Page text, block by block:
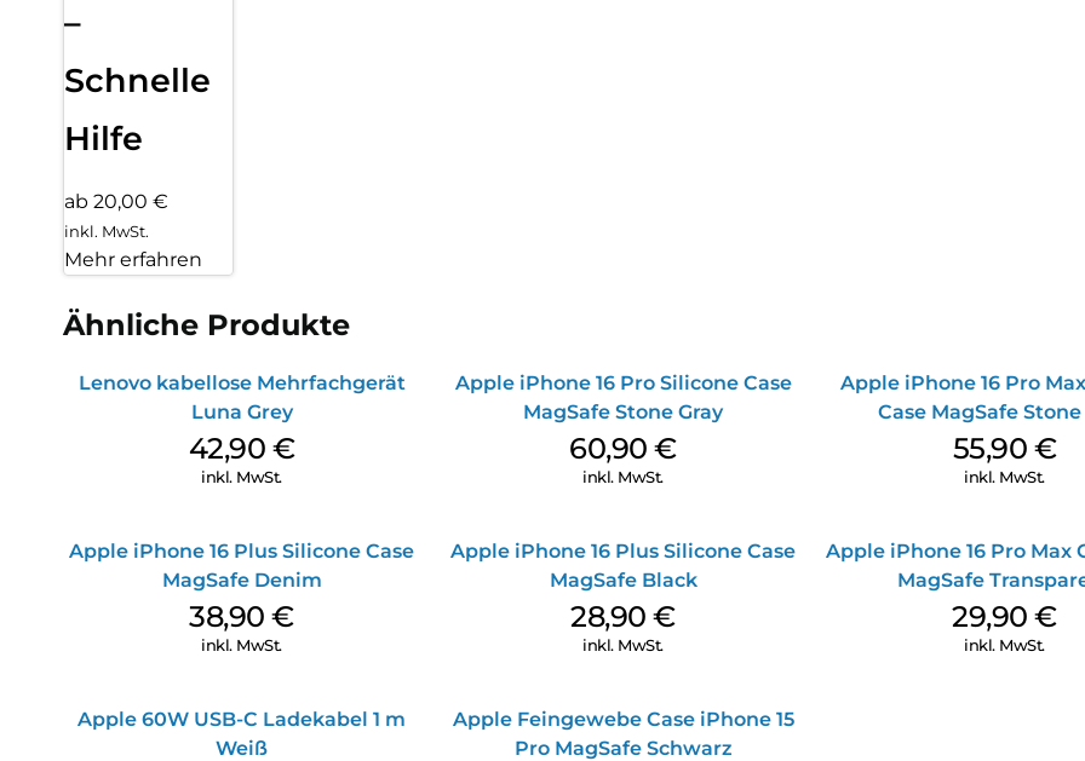
–
Schnelle
Hilfe
ab 20,00 €
inkl. MwSt.
Mehr erfahren
Ähnliche Produkte
Lenovo kabellose Mehrfachgerät
Luna Grey
42,90 €
inkl. MwSt.
Apple iPhone 16 Pro Silicone Case
MagSafe Stone Gray
60,90€
inkl. MwSt.
Apple iPhone 16 Pro
Case MagSafe Stone
55,90 €
inkl. MwSt.
Apple iPhone 16 Plus Silicone Case
MagSafe Denim
38,90€
inkl. MwSt.
Apple iPhone 16 Plus Silicone Case
MagSafe Black
28,90€
inkl. MwSt.
Apple iPhone 16 Pro Max
MagSafe
29,90€
inkl. MwSt.
Apple 60W USB-C Ladekabel 1 m
Weiß
Apple Feingewebe Case iPhone 15
Pro MagSafe Schwarz